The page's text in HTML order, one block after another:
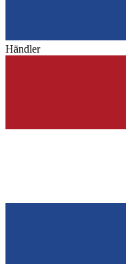
Händler